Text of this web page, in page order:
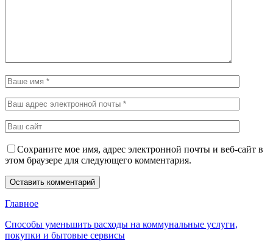
Сохраните мое имя, адрес электронной почты и веб-сайт в
этом браузере для следующего комментария.
Главное
Способы уменьшить расходы на коммунальные услуги,
покупки и бытовые сервисы